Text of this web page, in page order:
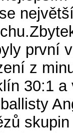
první
z
30:1